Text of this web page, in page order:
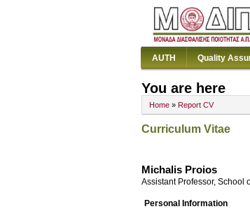
AUTH Quality
You are here
Home » Report CV
Curriculum Vitae
Michalis Proios
Assistant Professor, School
Personal Information